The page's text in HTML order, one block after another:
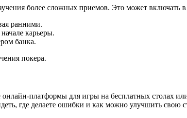
более сложных приемов. Это может включать в
ранними.
карьеры.
банка.
покера.
платформы для игры на бесплатных столах
где делаете ошибки и как можно улучшить свою